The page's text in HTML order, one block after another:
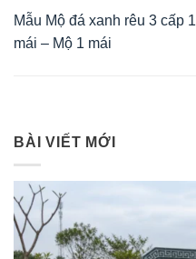
Mẫu Mộ đá xanh rêu 3 cấp 1
mái – Mộ 1 mái
BÀI VIẾT MỚI